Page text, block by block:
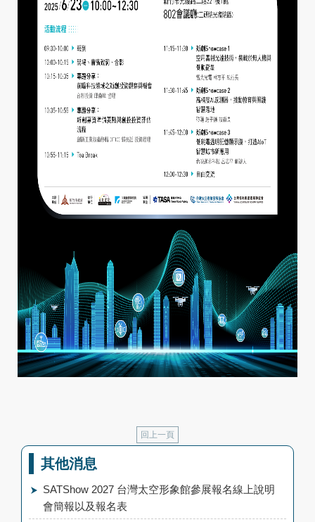
回上一頁
其他消息
SATShow 2027 台灣太空形象館參展報名線上說明
會簡報以及報名表